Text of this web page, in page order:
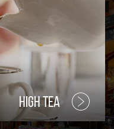
High Tea